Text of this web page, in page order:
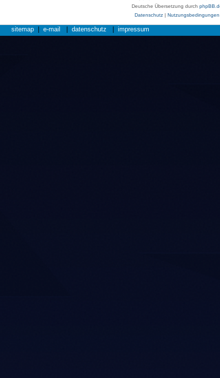
Deutsche Übersetzung durch
Datenschutz| Nutzungsbedingungen
sitemap e-mail datenschutz impressum